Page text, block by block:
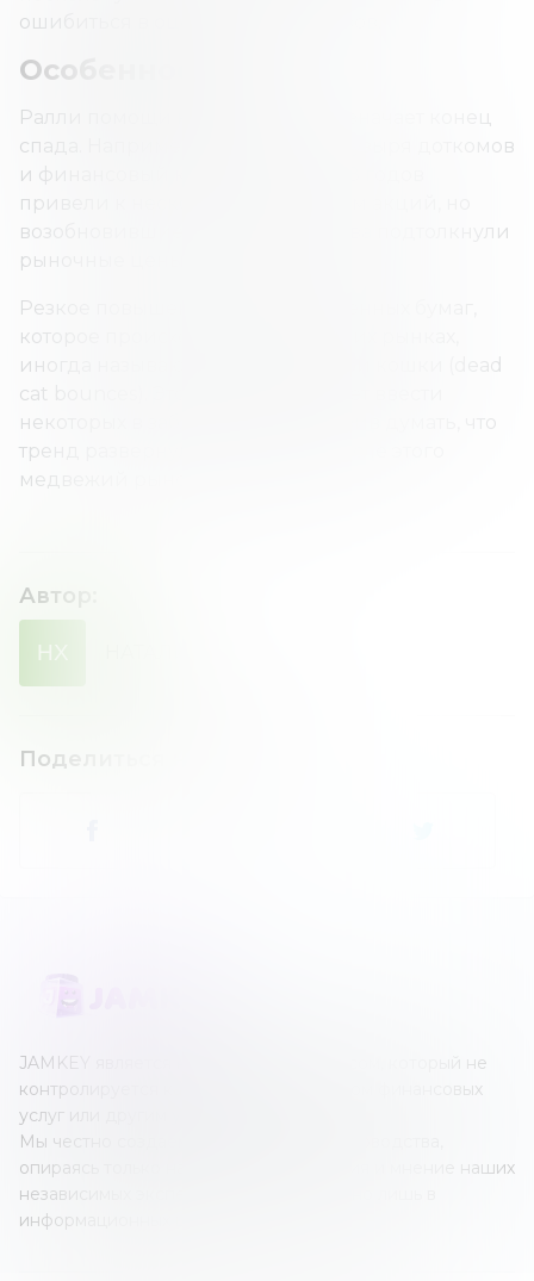
ошибиться в оценке своих активов.
Особенности
Ралли помощи не обязательно означает конец
спада. Например, последствия пузыря доткомов
и финансовый кризис 2007-2008 годов
привели к нескольким подъемам акций, но
возобновившиеся опасения снова подтолкнули
рыночные цены к снижению.
Резкое повышение стоимости ценных бумаг,
которое происходит на медвежьих рынках,
иногда называют отскоком дохлой кошки (dead
cat bounces). Этот тип ралли может ввести
некоторых в заблуждение, заставив думать, что
тренд развернулся, но вскоре после этого
медвежий рынок продолжится.
Автор
НХ
Поделиться новостью
JAMKEY является независимым ресурсом, который не
контролируется каким-либо оператором финансовых
услуг или другим учреждением.
Мы честно создаем наши обзоры и руководства,
опираясь только на собственные знания и мнение наших
независимых экспертов; все это создано лишь в
информационных целях.